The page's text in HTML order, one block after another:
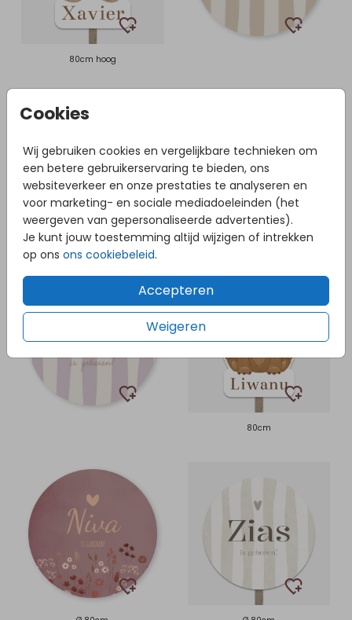
Cookies
Wij gebruiken cookies en vergelijkbare technieken om
een betere gebruikerservaring te bieden, ons
websiteverkeer en onze prestaties te analyseren en
voor marketing- en sociale mediadoeleinden (het
weergeven van gepersonaliseerde advertenties).
Je kunt jouw toestemming altijd wijzigen of intrekken
op ons ons cookiebeleid.
Accepteren
Weigeren
80cm hoog
80cm